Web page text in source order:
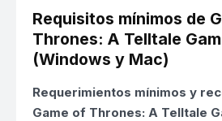
Requisitos mínimos de
Thrones: A Telltale
(Windows y Mac)
Requerimientos mínimos y
Game of Thrones: A Telltale